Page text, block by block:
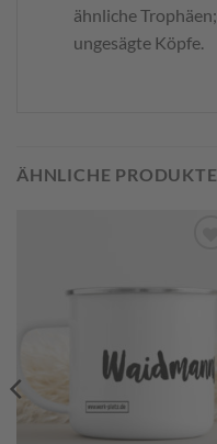
ähnliche
ungesägte Köpfe.
ÄHNLICHE PRODUKTE
hinzufügen